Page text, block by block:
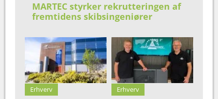
MARTEC styrker rekrutteringen af
fremtidens skibsingeniører
Erhverv Erhverv